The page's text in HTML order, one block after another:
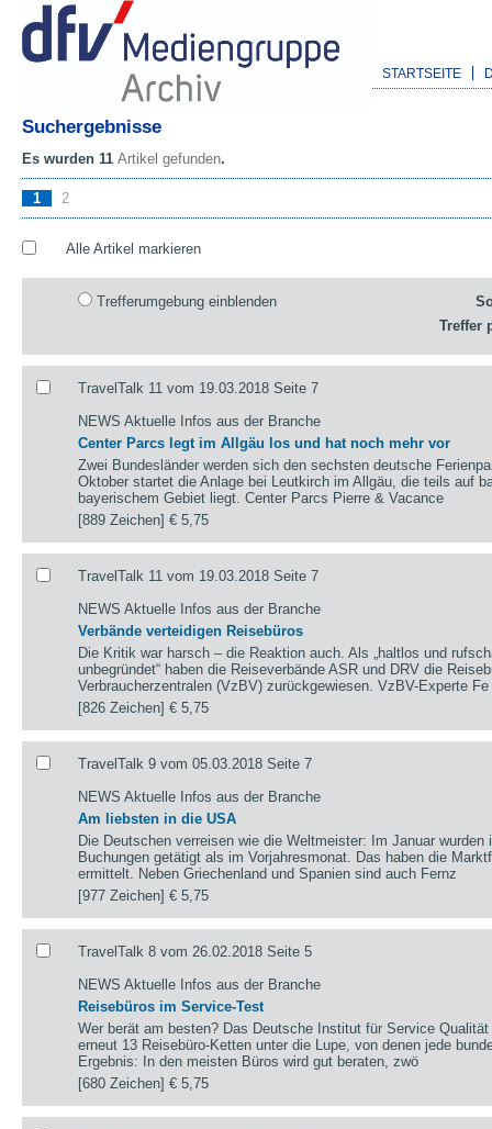
STARTSEITE
Suchergebnisse
Es wurden 11 Artikel gefunden.
1 2
Alle Artikel markieren
Trefferumgebung einblenden
Treffer
TravelTalk 11 vom 19.03.2018 Seite 7
NEWS Aktuelle Infos aus der Branche
Center Parcs legt im Allgäu los und hat noch mehr vor
Zwei Bundesländer werden sich den sechsten deutsche
Oktober startet die Anlage bei Leutkirch im Allgäu, die teils auf
bayerischem Gebiet liegt. Center Parcs Pierre & Vacance
[889 Zeichen]€ 5,75
TravelTalk 11 vom 19.03.2018 Seite 7
NEWS Aktuelle Infos aus der Branche
Verbände verteidigen Reisebüros
Die Kritik war harsch – die Reaktion auch. Als „haltlos und
unbegründet“ haben die Reiseverbände ASR und DRV die
Verbraucherzentralen (VzBV) zurückgewiesen. VzBV-Experte Fe
[826 Zeichen]€ 5,75
TravelTalk 9 vom 05.03.2018 Seite 7
NEWS Aktuelle Infos aus der Branche
Am liebsten in die USA
Die Deutschen verreisen wie die Weltmeister: Im Januar
Buchungen getätigt als im Vorjahresmonat. Das haben die
ermittelt. Neben Griechenland und Spanien sind auch Fernz
[977 Zeichen]€ 5,75
TravelTalk 8 vom 26.02.2018 Seite 5
NEWS Aktuelle Infos aus der Branche
Reisebüros im Service-Test
Wer berät am besten? Das Deutsche Institut für Service
erneut 13 Reisebüro-Ketten unter die Lupe, von denen jede
Ergebnis: In den meisten Büros wird gut beraten, zwö
[680 Zeichen]€ 5,75